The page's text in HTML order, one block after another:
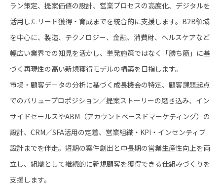
ラン策定、提案価値の設計、営業プロセスの高度化、デジタルを
活用したリード獲得・育成までを統合的に支援します。B2B領域
を中心に、製造、テクノロジー、金融、消費財、ヘルスケアなど
幅広い業界での知見を活かし、単発施策ではなく「勝ち筋」に基
づく再現性の高い新規獲得モデルの構築を目指します。
市場・顧客データの分析に基づく成長機会の特定、顧客課題起点
でのバリュープロポジション／提案ストーリーの磨き込み、イン
サイドセールスやABM（アカウントベースドマーケティング）の
設計、CRM／SFA活用の定着、営業組織・KPI・インセンティブ
設計までを伴走。短期の案件創出と中長期の営業生産性向上を両
立し、組織として継続的に新規顧客を獲得できる仕組みづくりを
支援します。